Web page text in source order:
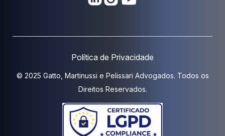
Política de Privacidade
© 2025 Gatto, Martinussi e Pelissari Advogados. Todos os
Direitos Reservados.